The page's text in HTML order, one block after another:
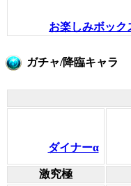
お楽しみボック
ガチャ/降臨キャラ
ダイナーα
激究極